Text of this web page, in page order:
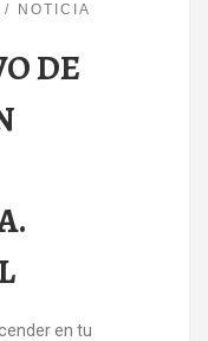
NOTICIA
DE
en tu